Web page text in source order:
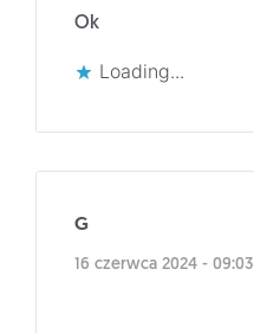
Ok
Loading...
G
16 czerwca 2024 - 09:03